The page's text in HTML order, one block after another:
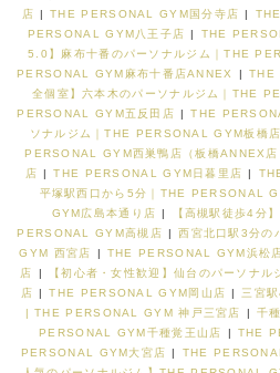
店 | THE PERSONAL GYM国分寺店 |
PERSONAL GYM八王子店 | THE
5.0】麻布十番のパーソナルジム｜THE
PERSONAL GYM麻布十番店ANNEX
| THE
全個室】六本木のパーソナルジム｜THE
PERSONAL GYM五反田店 | THE
ソナルジム｜THE PERSONAL GYM板橋店
PERSONAL GYM西巣鴨店（板橋ANNEX店
店 | THE PERSONAL GYM日暮里店 |
平塚駅西口から5分｜THE PERSONAL
GYM広島本通り店 |
【高槻駅徒歩4分
PERSONAL GYM高槻店 |
西宮北口駅3分の
GYM 西宮店
| THE PERSONAL GYM浜松
店
|
【初心者・女性歓迎】仙台のパーソナ
店 | THE PERSONAL GYM岡山店 |
三宮
| THE PERSONAL GYM 神戸三宮店
|
千
PERSONAL GYM千種覚王山店
| THE
PERSONAL GYM大宮店 | THE